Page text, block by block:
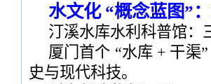
水文化 “概念蓝图”
汀溪水库水利科普馆：
厦门首个 “水库 + 干渠
史与现代科技。